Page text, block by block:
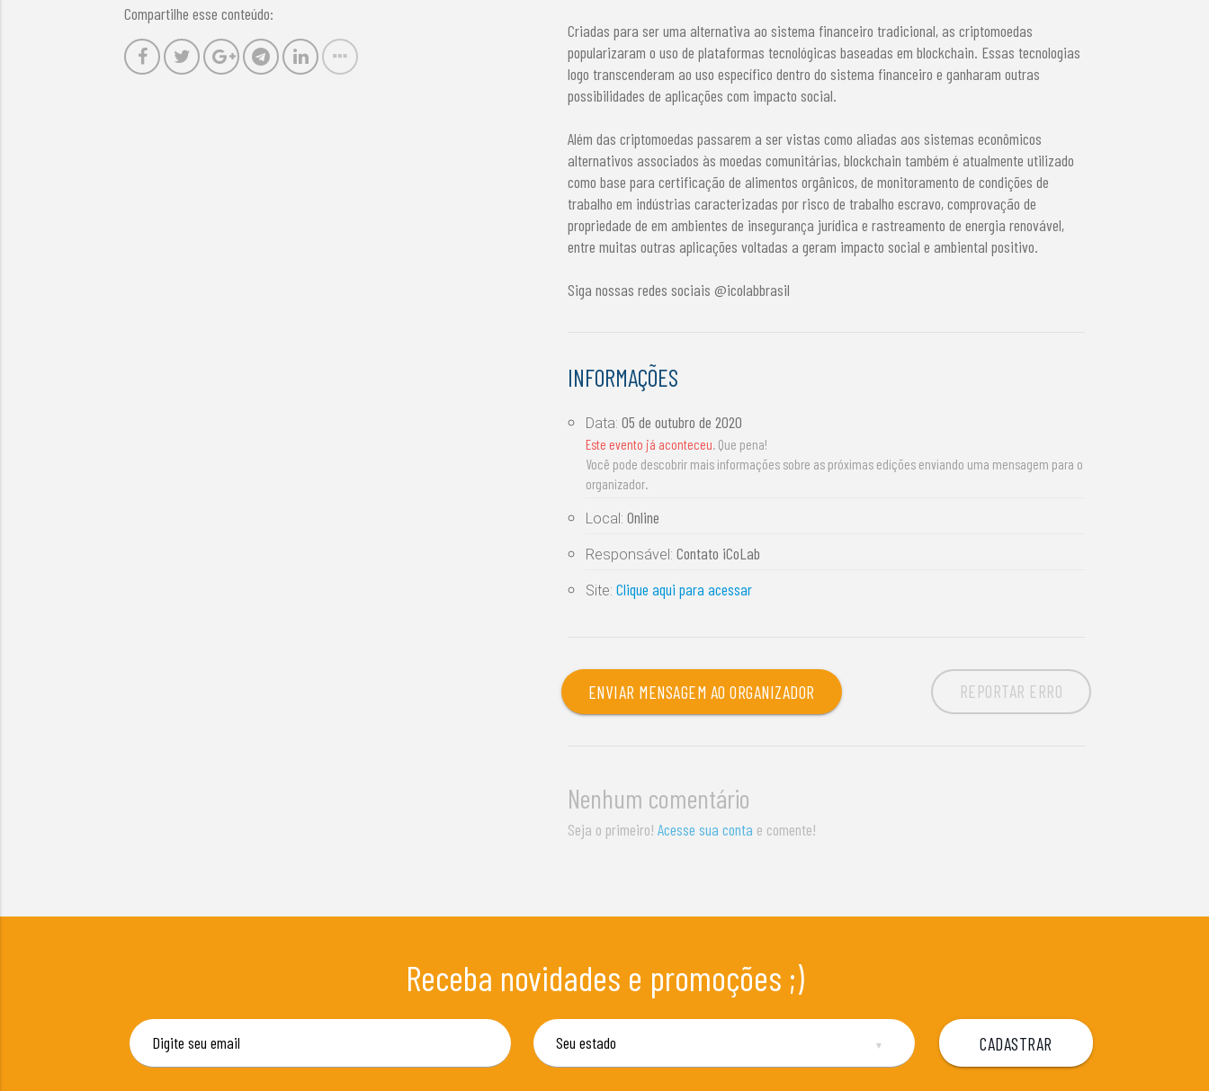
Compartilhe esse conteúdo:
Criadas para ser uma alternativa ao sistema financeiro tradicional, as criptomoedas
popularizaram o uso de plataformas tecnológicas baseadas em blockchain. Essas tecnologias
logo transcenderam ao uso específico dentro do sistema financeiro e ganharam outras
possibilidades de aplicações com impacto social.
Além das criptomoedas passarem a ser vistas como aliadas aos sistemas econômicos
alternativos associados às moedas comunitárias, blockchain também é atualmente utilizado
como base para certificação de alimentos orgânicos, de monitoramento de condições de
trabalho em indústrias caracterizadas por risco de trabalho escravo, comprovação de
propriedade de em ambientes de insegurança jurídica e rastreamento de energia renovável,
entre muitas outras aplicações voltadas a geram impacto social e ambiental positivo.
Siga nossas redes sociais @icolabbrasil
INFORMAÇÕES
Data:05 de outubro de 2020
Este evento já aconteceu. Que pena!
Você pode descobrir mais informações sobre as próximas edições enviando uma mensagem para o
organizador.
Local:Online
Responsável:Contato iCoLab
Site:Clique aqui para acessar
ENVIAR MENSAGEM AO ORGANIZADOR REPORTAR ERRO
Nenhum comentário
Seja o primeiro!Acesse sua conta e comente!
Receba novidades e promoções ;)
▼